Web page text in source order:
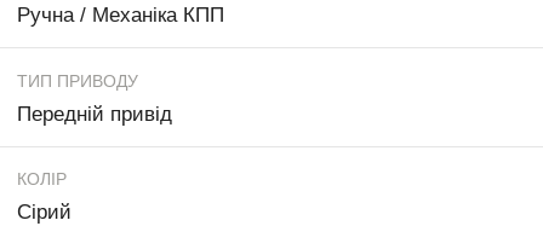
Ручна / Механіка КПП
ТИП ПРИВОДУ
Передній привід
КОЛІР
Сірий